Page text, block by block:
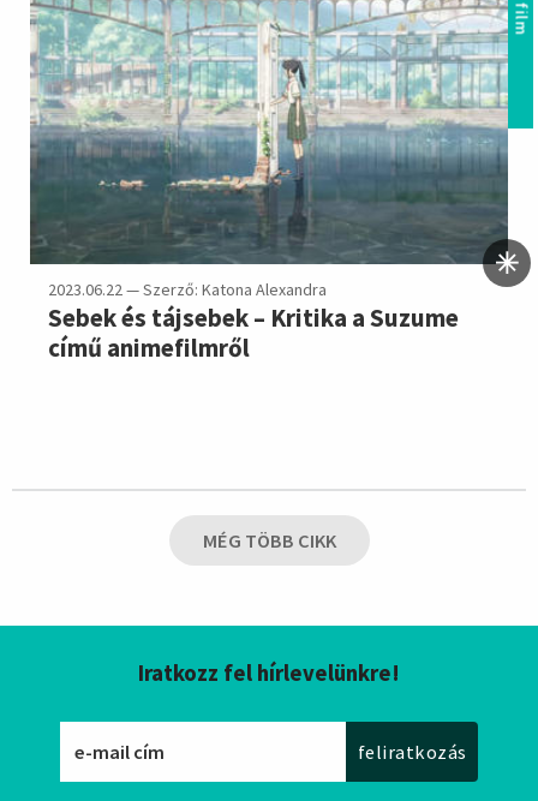
film
2023.06.22 — Szerző: Katona Alexandra
Sebek és tájsebek – Kritika a Suzume
című animefilmről
MÉG TÖBB CIKK
Iratkozz fel hírlevelünkre!